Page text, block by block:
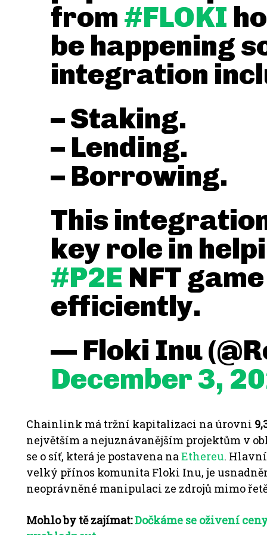
from #FLOKI
be happening
integration
– Staking.
– Lending.
– Borrowing.
This
key role in
#P2E NFT
efficiently.
— Floki Inu
December 3,
Chainlink má tržní kapitalizaci na úrovni
největším a nejuznávanějším projektům v
se o síť, která je postavena naEthereu.
velký přínos komunita Floki Inu, je
neoprávněné manipulaci ze zdrojů mimo
Mohlo by tě zajímat:Dočkáme se oživení